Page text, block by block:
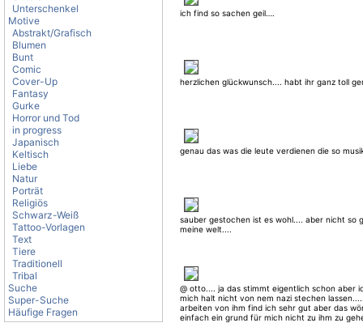
Unterschenkel
Motive
Abstrakt/Grafisch
Blumen
Bunt
Comic
Cover-Up
Fantasy
Gurke
Horror und Tod
in progress
Japanisch
Keltisch
Liebe
Natur
Porträt
Religiös
Schwarz-Weiß
Tattoo-Vorlagen
Text
Tiere
Traditionell
Tribal
Suche
Super-Suche
Häufige Fragen
ich find so sachen geil….
herzlichen glückwunsch.... habt ihr ganz toll
genau das was die leute verdienen die so
sauber gestochen ist es wohl.... aber nicht so
meine welt....
@ otto.... ja das stimmt eigentlich schon aber
mich halt nicht von nem nazi stechen
arbeiten von ihm find ich sehr gut aber das
einfach ein grund für mich nicht zu ihm zu